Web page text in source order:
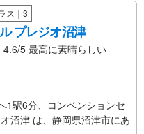
ス｜3
プレジオ沼津
4.6/5 最高に素晴らしい
1駅6分、コンベンションセ
沼津 は、静岡県沼津市にあ